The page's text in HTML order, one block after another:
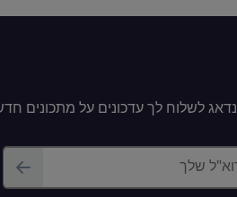
לשלוח לך עדכונים על מתכונים
שלך